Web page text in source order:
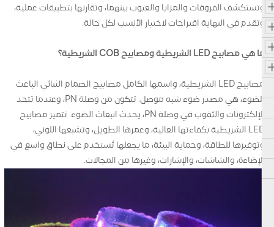
وتستكشف الفروقات والمزايا والعيوب بينهما، وتقارنها بتطبيقات عملية،
وتقدم في النهاية اقتراحات لاختيار الأنسب لكل حالة.
ما هي مصابيح LED الشريطية ومصابيح COB الشريطية؟
مصابيح LED الشريطية، واسمها الكامل مصابيح الصمام الثنائي الباعث
للضوء، هي مصدر ضوء شبه موصل. تتكون من وصلة PN، وعندما تتحد
الإلكترونات والثقوب في وصلة PN، يحدث انبعاث الضوء. تتميز مصابيح
LED الشريطية بكفاءتها العالية، وعمرها الطويل، وتشبعها اللوني،
وتوفيرها للطاقة، وحماية البيئة، ما يجعلها تُستخدم على نطاق واسع في
الإضاءة، والشاشات، والإشارات، وغيرها من المجالات.